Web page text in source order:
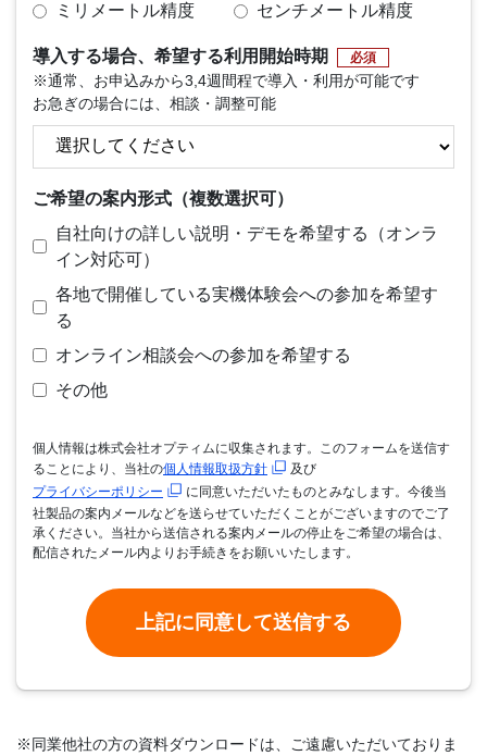
ミリメートル精度 センチメートル精度
導入する場合、希望する利用開始時期 必須
※通常、お申込みから3,4週間程で導入・利用が可能です
お急ぎの場合には、相談・調整可能
ご希望の案内形式（複数選択可）
自社向けの詳しい説明・デモを希望する（オンラ
イン対応可）
各地で開催している実機体験会への参加を希望す
る
オンライン相談会への参加を希望する
その他
個人情報は株式会社オプティムに収集されます。このフォームを送信す
ることにより、当社の個人情報取扱方針
及び
プライバシーポリシー
に同意いただいたものとみなします。今後当
社製品の案内メールなどを送らせていただくことがございますのでご了
承ください。当社から送信される案内メールの停止をご希望の場合は、
配信されたメール内よりお手続きをお願いいたします。
※同業他社の方の資料ダウンロードは、ご遠慮いただいておりま